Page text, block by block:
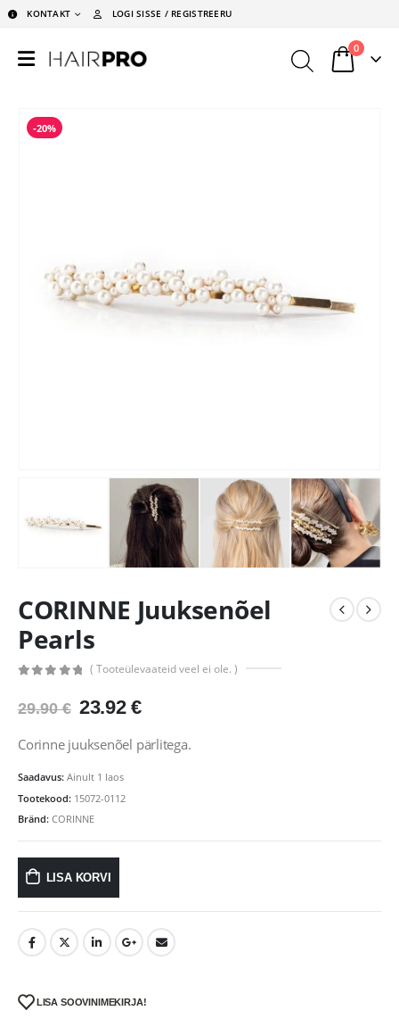
KONTAKT LOGI SISSE / REGISTREERU
0
-20%
CORINNE Juuksenõel
Pearls
( Tooteülevaateid veel ei ole. )
29.90€ Algne
oli:
23.92 €Praegune
on:
Corinne juuksenõel pärlitega.
Saadavus: Ainult 1 laos
Tootekood: 15072-0112
Bränd: CORINNE
LISA KORVI
LISA SOOVINIMEKIRJA!